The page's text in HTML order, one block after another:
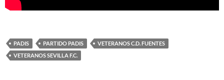
PADIS PARTIDO PADIS
VETERANOS C.D. FUENTES
VETERANOS SEVILLA F.C.